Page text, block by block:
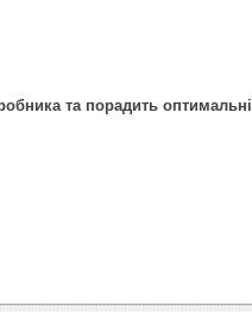
та порадить оптимальні